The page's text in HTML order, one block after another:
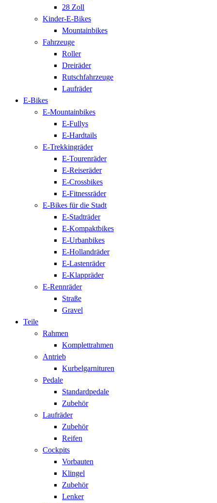
28 Zoll
Kinder-E-Bikes
Mountainbikes
Fahrzeuge
Roller
Dreiräder
Rutschfahrzeuge
Laufräder
E-Bikes
E-Mountainbikes
E-Fullys
E-Hardtails
E-Trekkingräder
E-Tourenräder
E-Reiseräder
E-Crossbikes
E-Fitnessräder
E-Bikes für die Stadt
E-Stadträder
E-Kompaktbikes
E-Urbanbikes
E-Hollandräder
E-Lastenräder
E-Klappräder
E-Rennräder
Straße
Gravel
Teile
Rahmen
Komplettrahmen
Antrieb
Kurbelgarnituren
Pedale
Standardpedale
Zubehör
Laufräder
Zubehör
Reifen
Cockpits
Vorbauten
Klingel
Zubehör
Lenker